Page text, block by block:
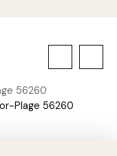
56260
Plage 56260